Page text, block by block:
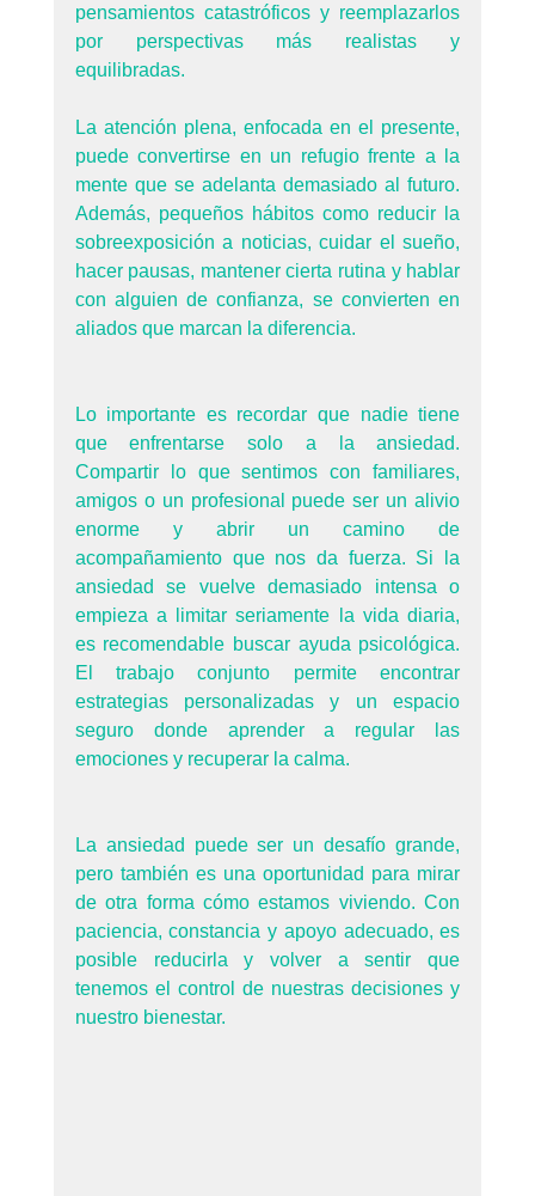
pensamientos catastróficos y reemplazarlos
por perspectivas más realistas y
equilibradas.
La atención plena, enfocada en el presente,
puede convertirse en un refugio frente a la
mente que se adelanta demasiado al futuro.
Además, pequeños hábitos como reducir la
sobreexposición a noticias, cuidar el sueño,
hacer pausas, mantener cierta rutina y hablar
con alguien de confianza, se convierten en
aliados que marcan la diferencia.
Lo importante es recordar que nadie tiene
que enfrentarse solo a la ansiedad.
Compartir lo que sentimos con familiares,
amigos o un profesional puede ser un alivio
enorme y abrir un camino de
acompañamiento que nos da fuerza. Si la
ansiedad se vuelve demasiado intensa o
empieza a limitar seriamente la vida diaria,
es recomendable buscar ayuda psicológica.
El trabajo conjunto permite encontrar
estrategias personalizadas y un espacio
seguro donde aprender a regular las
emociones y recuperar la calma.
La ansiedad puede ser un desafío grande,
pero también es una oportunidad para mirar
de otra forma cómo estamos viviendo. Con
paciencia, constancia y apoyo adecuado, es
posible reducirla y volver a sentir que
tenemos el control de nuestras decisiones y
nuestro bienestar.